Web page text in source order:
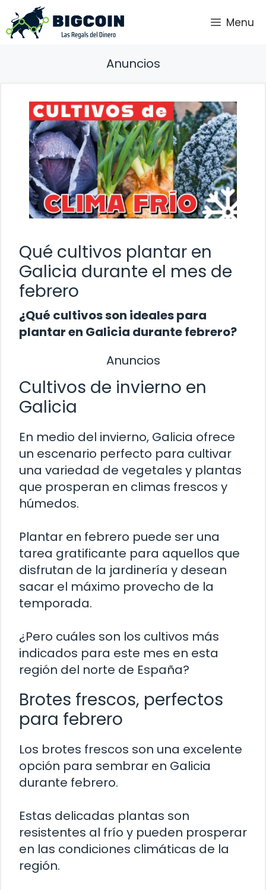
Saltar
al
contenido
Menu
Anuncios
Qué cultivos plantar en
Galicia durante el mes de
febrero
¿Qué cultivos son ideales para
plantar en Galicia durante febrero?
Anuncios
Cultivos de invierno en
Galicia
En medio del invierno, Galicia ofrece
un escenario perfecto para cultivar
una variedad de vegetales y plantas
que prosperan en climas frescos y
húmedos.
Plantar en febrero puede ser una
tarea gratificante para aquellos que
disfrutan de la jardinería y desean
sacar el máximo provecho de la
temporada.
¿Pero cuáles son los cultivos más
indicados para este mes en esta
región del norte de España?
Brotes frescos, perfectos
para febrero
Los brotes frescos son una excelente
opción para sembrar en Galicia
durante febrero.
Estas delicadas plantas son
resistentes al frío y pueden prosperar
en las condiciones climáticas de la
región.